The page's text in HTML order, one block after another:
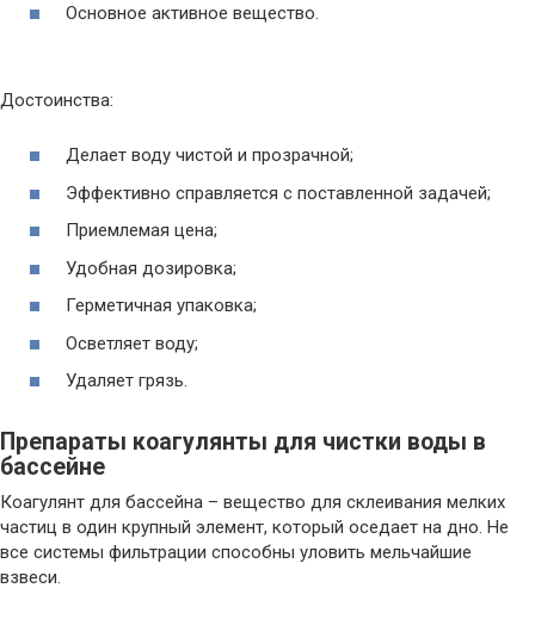
Основное активное вещество.
Достоинства:
Делает воду чистой и прозрачной;
Эффективно справляется с поставленной задачей;
Приемлемая цена;
Удобная дозировка;
Герметичная упаковка;
Осветляет воду;
Удаляет грязь.
Препараты коагулянты для чистки воды в
бассейне
Коагулянт для бассейна – вещество для склеивания мелких
частиц в один крупный элемент, который оседает на дно. Не
все системы фильтрации способны уловить мельчайшие
взвеси.